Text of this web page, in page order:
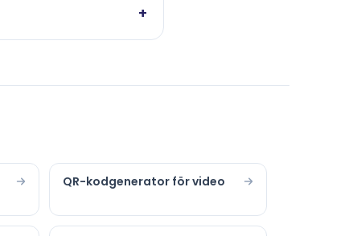
+
QR-kodgenerator för video